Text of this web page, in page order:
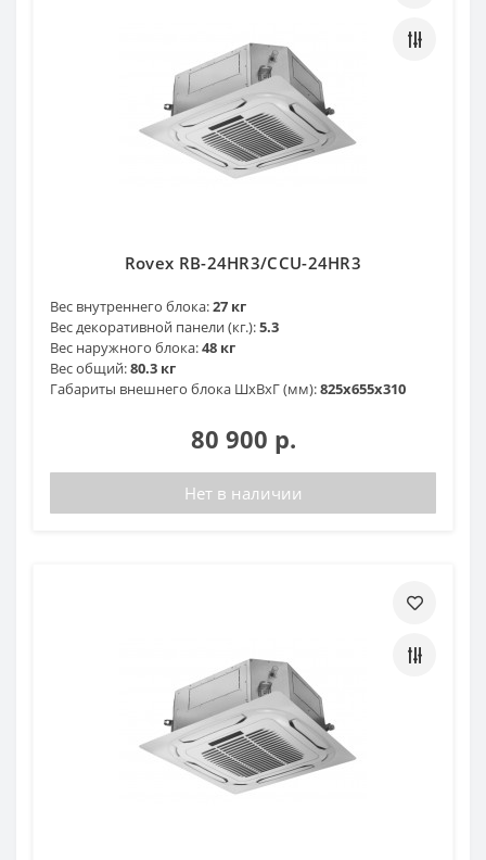
Rovex RB-24HR3/CCU-24HR3
Вес внутреннего блока:27 кг
Вес декоративной панели (кг.):5.3
Вес наружного блока:48 кг
Вес общий:80.3 кг
Габариты внешнего блока ШхВхГ (мм):825х655х310
80 900 р.
Нет в наличии